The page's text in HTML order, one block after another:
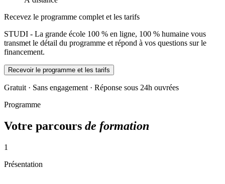
Recevez le programme complet et les tarifs
STUDI - La grande école 100 % en ligne, 100 % humaine vous
transmet le détail du programme et répond à vos questions sur le
financement.
Recevoir le programme et les tarifs
Gratuit · Sans engagement · Réponse sous 24h ouvrées
Programme
Votre parcours de formation
1
Présentation